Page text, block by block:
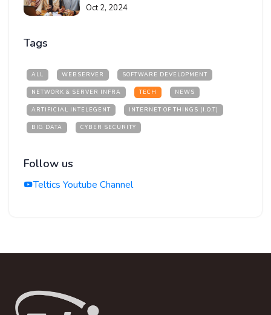
Oct 2, 2024
Tags
ALL WEBSERVER SOFTWARE DEVELOPMENT
NETWORK & SERVER INFRA TECH NEWS
ARTIFICIAL INTELEGENT INTERNET OF THINGS (I.O.T)
BIG DATA CYBER SECURITY
Follow us
Teltics Youtube Channel